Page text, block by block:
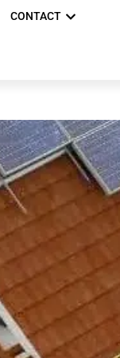
CONTACT